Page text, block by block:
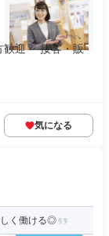
歓迎 ・接客・販
気になる
しく働ける◎